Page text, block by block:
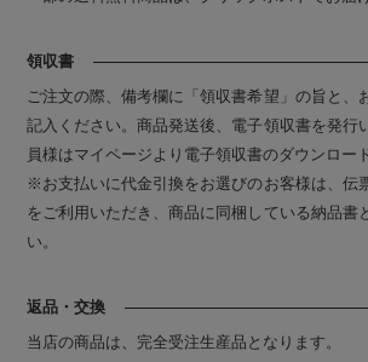
領収書
ご注文の際、備考欄に「領収書希望」の旨と、
記入ください。商品発送後、電子領収書を発行
員様はマイページより電子領収書のダウンロー
※お支払いに代金引換をお選びのお客様は、伝
をご利用いただき、商品に同梱している納品書
い。
返品・交換
当店の商品は、完全受注生産品となります。